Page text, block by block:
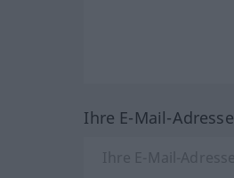
Ihre E-Mail-